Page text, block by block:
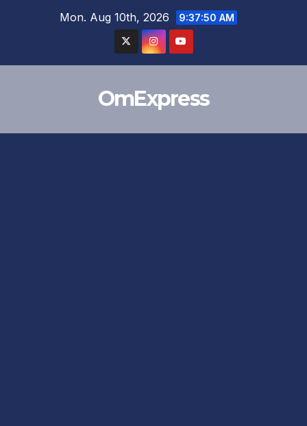
Mon. Aug 10th, 2026 9:37:51 AM
OmExpress